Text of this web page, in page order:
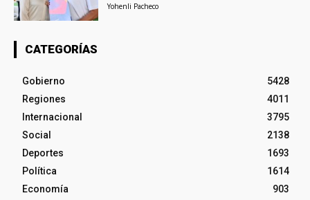
Yohenli Pacheco
CATEGORÍAS
Gobierno
5428
Regiones
4011
Internacional
3795
Social
2138
Deportes
1693
Política
1614
Economía
903